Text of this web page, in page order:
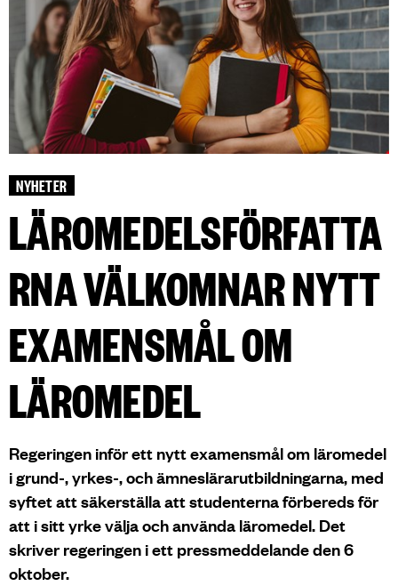
NYHETER
LÄROMEDELSFÖRFATTA
RNA VÄLKOMNAR NYTT
EXAMENSMÅL OM
LÄROMEDEL
Regeringen inför ett nytt examensmål om läromedel
i grund-, yrkes-, och ämneslärarutbildningarna, med
syftet att säkerställa att studenterna förbereds för
att i sitt yrke välja och använda läromedel. Det
skriver regeringen i ett pressmeddelande den 6
oktober.